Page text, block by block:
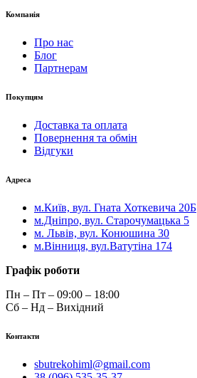
Компанія
Про нас
Блог
Партнерам
Покупцям
Доставка та оплата
Повернення та обмін
Відгуки
Адреса
м.Київ, вул. Гната Хоткевича 20Б
м.Дніпро, вул. Старочумацька 5
м. Львів, вул. Конюшина 30
м.Вінниця, вул.Ватутіна 174
Графік роботи
Пн – Пт – 09:00 – 18:00
Сб – Нд – Вихідний
Контакти
sbutrekohiml@gmail.com